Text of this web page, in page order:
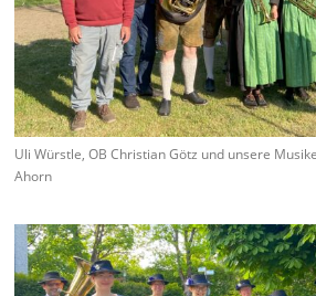
Uli Würstle, OB Christian Götz und unsere
Ahorn